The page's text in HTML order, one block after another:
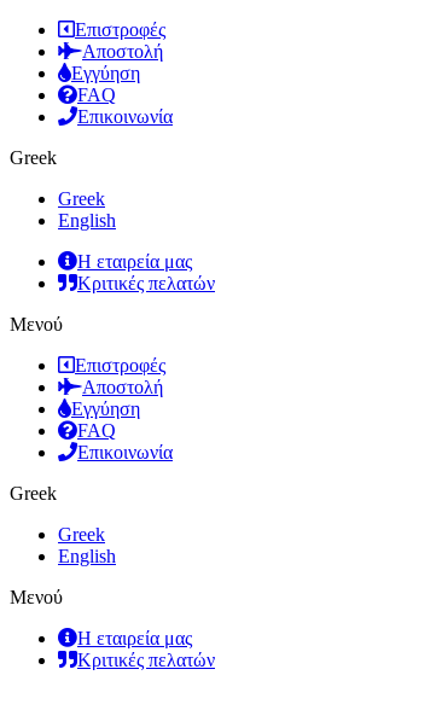
Επιστροφές
Αποστολή
Εγγύηση
FAQ
Επικοινωνία
Greek
Greek
English
Η εταιρεία μας
Κριτικές πελατών
Μενού
Επιστροφές
Αποστολή
Εγγύηση
FAQ
Επικοινωνία
Greek
Greek
English
Μενού
Η εταιρεία μας
Κριτικές πελατών